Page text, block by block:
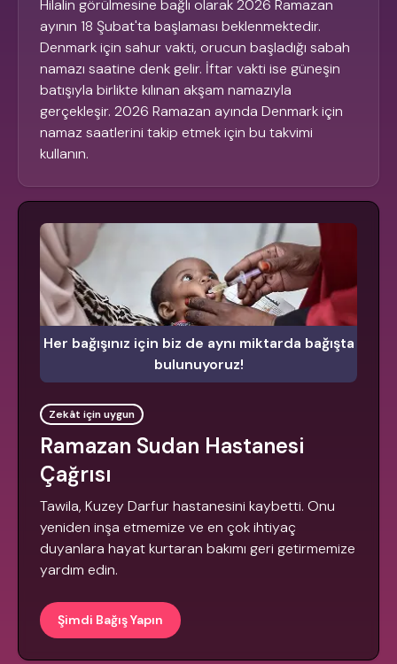
Hilalin görülmesine bağlı olarak 2026 Ramazan
ayının 18 Şubat'ta başlaması beklenmektedir.
Denmark için sahur vakti, orucun başladığı sabah
namazı saatine denk gelir. İftar vakti ise güneşin
batışıyla birlikte kılınan akşam namazıyla
gerçekleşir. 2026 Ramazan ayında Denmark için
namaz saatlerini takip etmek için bu takvimi
kullanın.
Her bağışınız için biz de aynı miktarda bağışta
bulunuyoruz!
Zekât için uygun
Ramazan Sudan Hastanesi
Çağrısı
Tawila, Kuzey Darfur hastanesini kaybetti. Onu
yeniden inşa etmemize ve en çok ihtiyaç
duyanlara hayat kurtaran bakımı geri getirmemize
yardım edin.
Şimdi Bağış Yapın